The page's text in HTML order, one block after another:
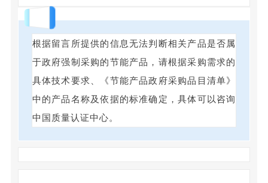
根据留言所提供的信息无法判断相关产品是否属
于政府强制采购的节能产品，请根据采购需求的
具体技术要求、《节能产品政府采购品目清单》
中的产品名称及依据的标准确定，具体可以咨询
中国质量认证中心。